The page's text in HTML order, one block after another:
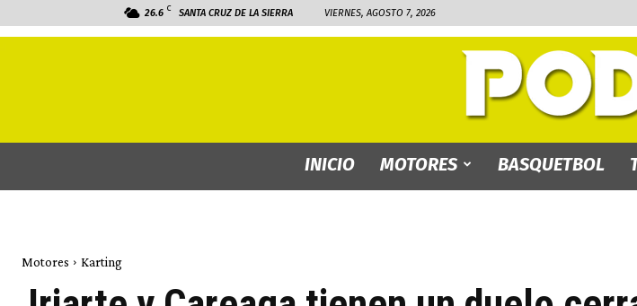
26.6 C SANTA CRUZ DE LA SIERRA VIERNES, AGOSTO 7, 2026
INICIO MOTORES BASQUETBOL
Motores Karting